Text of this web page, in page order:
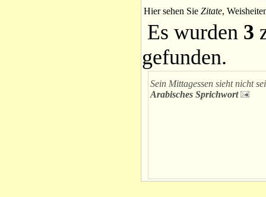
Hier sehen Sie Zitate,
Es wurden 3
gefunden.
Sein Mittagessen sieht nicht
Arabisches Sprichwort